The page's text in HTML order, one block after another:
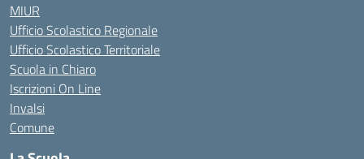
MIUR
Ufficio Scolastico Regionale
Ufficio Scolastico Territoriale
Scuola in Chiaro
Iscrizioni On Line
Invalsi
Comune